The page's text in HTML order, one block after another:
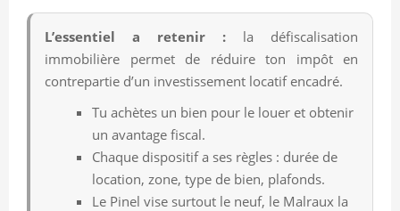
L’essentiel a retenir : la défiscalisation
immobilière permet de réduire ton impôt en
contrepartie d’un investissement locatif encadré.
Tu achètes un bien pour le louer et obtenir
un avantage fiscal.
Chaque dispositif a ses règles : durée de
location, zone, type de bien, plafonds.
Le Pinel vise surtout le neuf, le Malraux la